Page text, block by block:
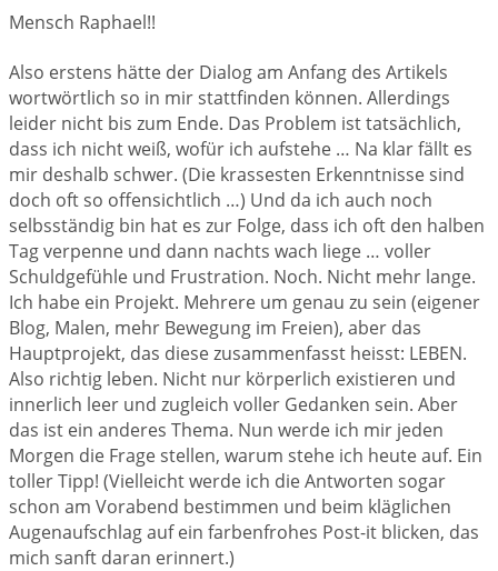
Mensch Raphael!!
Also erstens hätte der Dialog am Anfang des Artikels
wortwörtlich so in mir stattfinden können. Allerdings
leider nicht bis zum Ende. Das Problem ist tatsächlich,
dass ich nicht weiß, wofür ich aufstehe … Na klar fällt es
mir deshalb schwer. (Die krassesten Erkenntnisse sind
doch oft so offensichtlich …) Und da ich auch noch
selbsständig bin hat es zur Folge, dass ich oft den halben
Tag verpenne und dann nachts wach liege … voller
Schuldgefühle und Frustration. Noch. Nicht mehr lange.
Ich habe ein Projekt. Mehrere um genau zu sein (eigener
Blog, Malen, mehr Bewegung im Freien), aber das
Hauptprojekt, das diese zusammenfasst heisst: LEBEN.
Also richtig leben. Nicht nur körperlich existieren und
innerlich leer und zugleich voller Gedanken sein. Aber
das ist ein anderes Thema. Nun werde ich mir jeden
Morgen die Frage stellen, warum stehe ich heute auf. Ein
toller Tipp! (Vielleicht werde ich die Antworten sogar
schon am Vorabend bestimmen und beim kläglichen
Augenaufschlag auf ein farbenfrohes Post-it blicken, das
mich sanft daran erinnert.)